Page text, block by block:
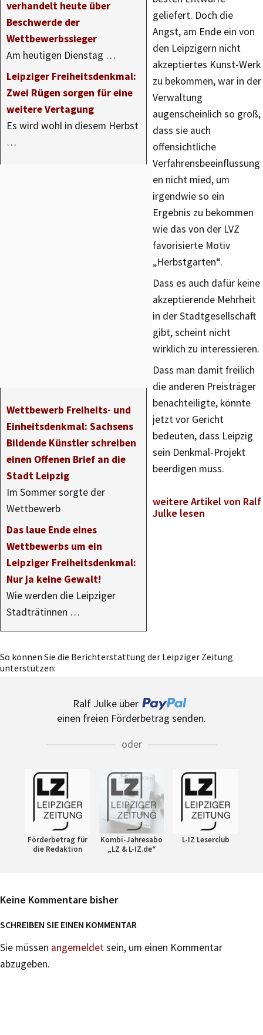
verhandelt heute über
Beschwerde der
Wettbewerbssieger
Am heutigen Dienstag …
Leipziger Freiheitsdenkmal:
Zwei Rügen sorgen für eine
weitere Vertagung
Es wird wohl in diesem Herbst
…
Wettbewerb Freiheits- und
Einheitsdenkmal: Sachsens
Bildende Künstler schreiben
einen Offenen Brief an die
Stadt Leipzig
Im Sommer sorgte der
Wettbewerb
Das laue Ende eines
Wettbewerbs um ein
Leipziger Freiheitsdenkmal:
Nur ja keine Gewalt!
Wie werden die Leipziger
Stadträtinnen …
geliefert. Doch die
Angst, am Ende ein von
den Leipzigern nicht
akzeptiertes Kunst-Werk
zu bekommen, war in der
Verwaltung
augenscheinlich so groß,
dass sie auch
offensichtliche
Verfahrensbeeinflussung
en nicht mied, um
irgendwie so ein
Ergebnis zu bekommen
wie das von der LVZ
favorisierte Motiv
„Herbstgarten“.
Dass es auch dafür keine
akzeptierende Mehrheit
in der Stadtgesellschaft
gibt, scheint nicht
wirklich zu interessieren.
Dass man damit freilich
die anderen Preisträger
benachteiligte, könnte
jetzt vor Gericht
bedeuten, dass Leipzig
sein Denkmal-Projekt
beerdigen muss.
weitere Artikel von Ralf
Julke lesen
So können Sie die Berichterstattung der Leipziger Zeitung
unterstützen:
Ralf Julke über
einen freien Förderbetrag senden.
oder
Förderbetrag für
die Redaktion
Kombi-Jahresabo
„LZ & L-IZ.de“
L-IZ Leserclub
Keine Kommentare bisher
SCHREIBEN SIE EINEN KOMMENTAR
Sie müssen angemeldetsein, um einen Kommentar
abzugeben.